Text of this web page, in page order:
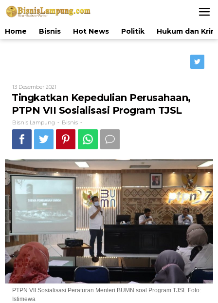
Lewati
ke
Home
Bisnis Hot News Politik Hukum dan
13 Desember 2021
Lampung
Tingkatkan Kepedulian Perusahaan,
PTPN VII Sosialisasi Program TJSL
Bisnis Lampung - Bisnis -
PTPN VII Sosialisasi Peraturan Menteri BUMN soal Program TJSL Foto:
Istimewa